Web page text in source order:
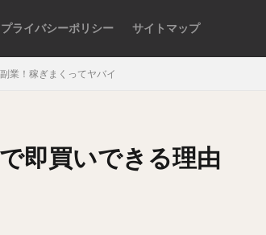
プライバシーポリシー サイトマップ
業！稼ぎまくってヤバイ
即買いできる理由